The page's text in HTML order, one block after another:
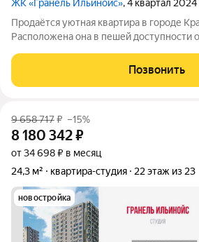
ЖК «Гранель Ильинойс», 4 квартал 2024
Продаётся уютная квартира в городе
Расположена она в пешей доступности
добраться за приятные 15 минут пешком; до
получаса спокойной прогулки; а до
Позвонить
9 658 717₽ –15%
8 180 342₽
от 34 698 ₽ в месяц
24,3 м²
квартира-студия 22 этаж из 23
новостройка